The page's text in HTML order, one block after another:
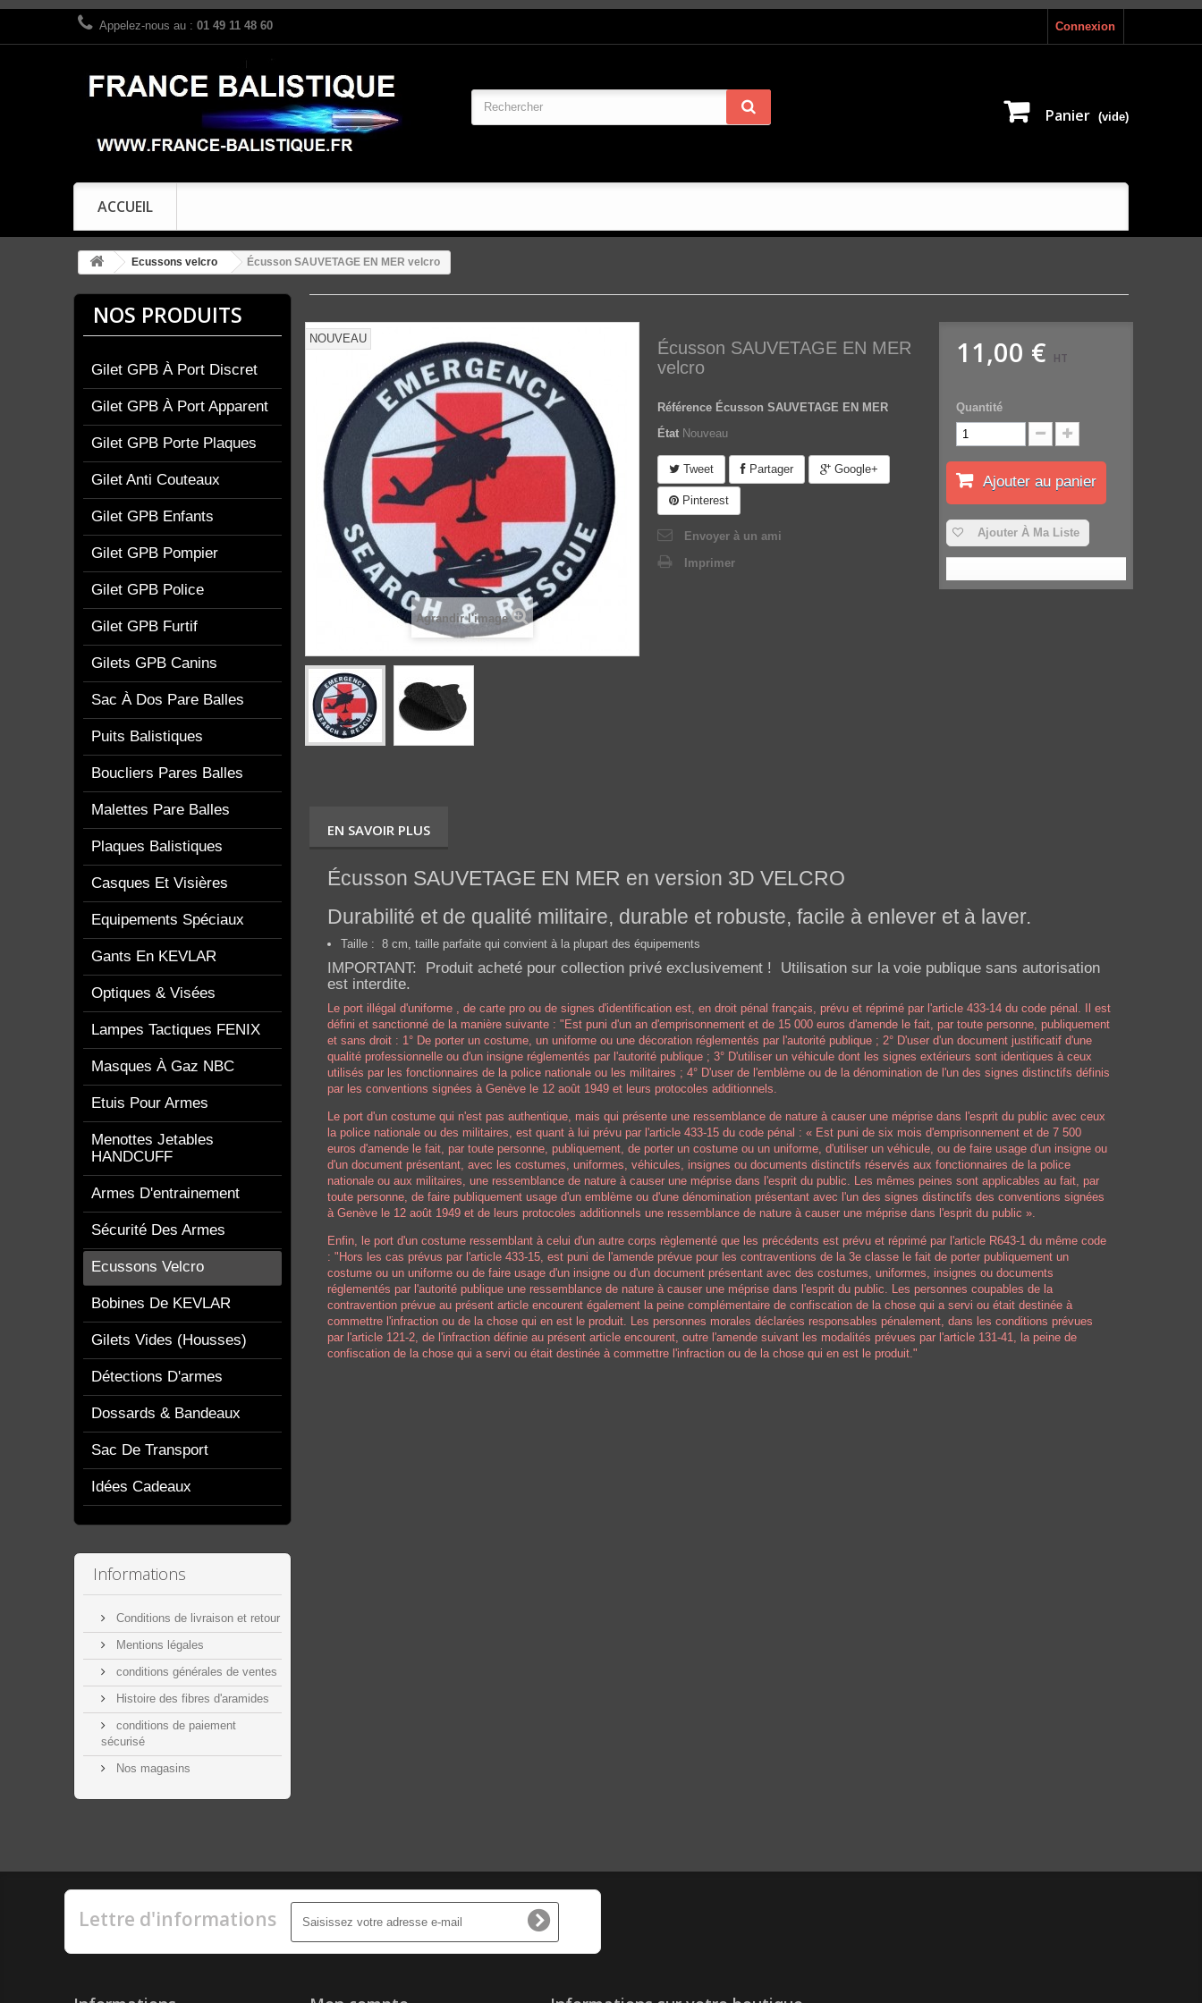
Connexion
Appelez-nous au : 01 49 11 48 60
Panier (vide)
ACCUEIL
Ecussons velcro Écusson SAUVETAGE EN MER velcro
NOS PRODUITS
Gilet GPB À Port Discret
Gilet GPB À Port Apparent
Gilet GPB Porte Plaques
Gilet Anti Couteaux
Gilet GPB Enfants
Gilet GPB Pompier
Gilet GPB Police
Gilet GPB Furtif
Gilets GPB Canins
Sac À Dos Pare Balles
Puits Balistiques
Boucliers Pares Balles
Malettes Pare Balles
Plaques Balistiques
Casques Et Visières
Equipements Spéciaux
Gants En KEVLAR
Optiques & Visées
Lampes Tactiques FENIX
Masques À Gaz NBC
Etuis Pour Armes
Menottes Jetables
HANDCUFF
Armes D'entrainement
Sécurité Des Armes
Ecussons Velcro
Bobines De KEVLAR
Gilets Vides (housses)
Détections D'armes
Dossards & Bandeaux
Sac De Transport
Idées Cadeaux
Informations
Conditions de livraison et retour
Mentions légales
conditions générales de ventes
Histoire des fibres d'aramides
conditions de paiement
sécurisé
Nos magasins
NOUVEAU
Agrandir l'image
Écusson SAUVETAGE EN MER
velcro
Référence Écusson SAUVETAGE EN MER
État Nouveau
Tweet Partager Google+
Pinterest
Envoyer à un ami
Imprimer
11,00 € HT
Quantité
Ajouter au panier
Ajouter À Ma Liste
EN SAVOIR PLUS
Écusson SAUVETAGE EN MER en version 3D VELCRO
Durabilité et de qualité militaire, durable et robuste, facile à enlever et à laver.
Taille : 8 cm, taille parfaite qui convient à la plupart des équipements
IMPORTANT: Produit acheté pour collection privé exclusivement ! Utilisation sur la voie publique sans autorisation
est interdite.
Le port illégal d'uniforme , de carte pro ou de signes d'identification est, en droit pénal français, prévu et réprimé par l'article 433-14 du code pénal. Il est
défini et sanctionné de la manière suivante : "Est puni d'un an d'emprisonnement et de 15 000 euros d'amende le fait, par toute personne, publiquement
et sans droit : 1° De porter un costume, un uniforme ou une décoration réglementés par l'autorité publique ; 2° D'user d'un document justificatif d'une
qualité professionnelle ou d'un insigne réglementés par l'autorité publique ; 3° D'utiliser un véhicule dont les signes extérieurs sont identiques à ceux
utilisés par les fonctionnaires de la police nationale ou les militaires ; 4° D'user de l'emblème ou de la dénomination de l'un des signes distinctifs définis
par les conventions signées à Genève le 12 août 1949 et leurs protocoles additionnels.
Le port d'un costume qui n'est pas authentique, mais qui présente une ressemblance de nature à causer une méprise dans l'esprit du public avec ceux
la police nationale ou des militaires, est quant à lui prévu par l'article 433-15 du code pénal : « Est puni de six mois d'emprisonnement et de 7 500
euros d'amende le fait, par toute personne, publiquement, de porter un costume ou un uniforme, d'utiliser un véhicule, ou de faire usage d'un insigne ou
d'un document présentant, avec les costumes, uniformes, véhicules, insignes ou documents distinctifs réservés aux fonctionnaires de la police
nationale ou aux militaires, une ressemblance de nature à causer une méprise dans l'esprit du public. Les mêmes peines sont applicables au fait, par
toute personne, de faire publiquement usage d'un emblème ou d'une dénomination présentant avec l'un des signes distinctifs des conventions signées
à Genève le 12 août 1949 et de leurs protocoles additionnels une ressemblance de nature à causer une méprise dans l'esprit du public ».
Enfin, le port d'un costume ressemblant à celui d'un autre corps règlementé que les précédents est prévu et réprimé par l'article R643-1 du même code
: "Hors les cas prévus par l'article 433-15, est puni de l'amende prévue pour les contraventions de la 3e classe le fait de porter publiquement un
costume ou un uniforme ou de faire usage d'un insigne ou d'un document présentant avec des costumes, uniformes, insignes ou documents
réglementés par l'autorité publique une ressemblance de nature à causer une méprise dans l'esprit du public. Les personnes coupables de la
contravention prévue au présent article encourent également la peine complémentaire de confiscation de la chose qui a servi ou était destinée à
commettre l'infraction ou de la chose qui en est le produit. Les personnes morales déclarées responsables pénalement, dans les conditions prévues
par l'article 121-2, de l'infraction définie au présent article encourent, outre l'amende suivant les modalités prévues par l'article 131-41, la peine de
confiscation de la chose qui a servi ou était destinée à commettre l'infraction ou de la chose qui en est le produit."
Lettre d'informations